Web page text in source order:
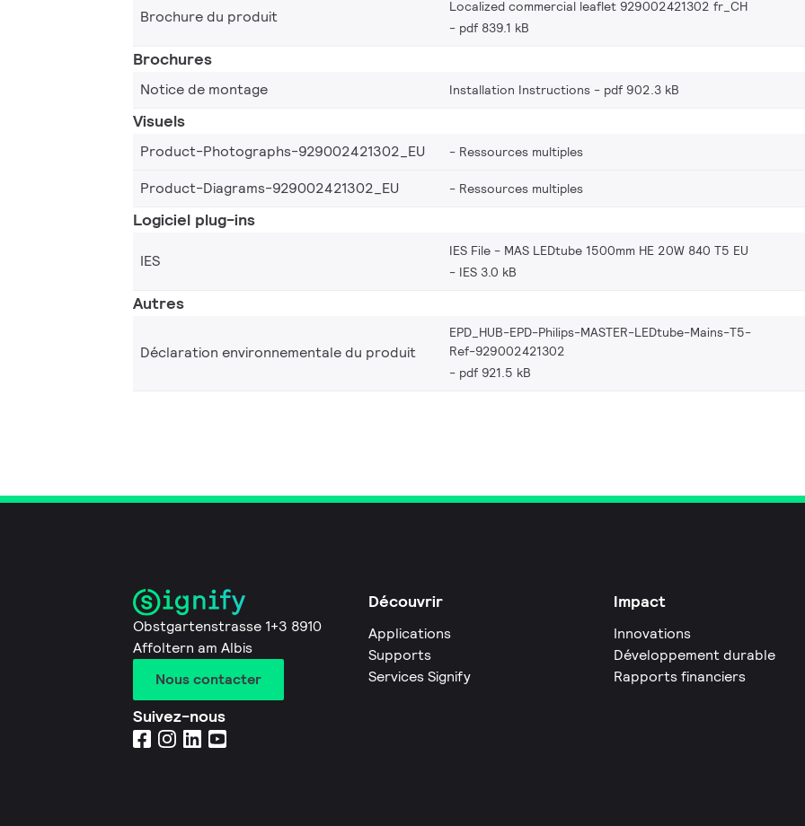
Brochure du produit
Localized commercial leaflet 929002421302 fr_CH
pdf 839.1 kB
Brochures
Notice de montage Installation Instructions pdf 902.3 kB
Visuels
Product-Photographs-929002421302_EU Ressources multiples
Product-Diagrams-929002421302_EU
Ressources multiples
Logiciel plug-ins
IES
IES File - MAS LEDtube 1500mm HE 20W 840 T5 EU
IES 3.0 kB
Autres
Déclaration environnementale du produit
EPD_HUB-EPD-Philips-MASTER-LEDtube-Mains-T5-
Ref-929002421302
pdf 921.5 kB
Obstgartenstrasse 1+3 8910
Affoltern am Albis
Nous contacter
Suivez-nous
Découvrir
Applications
Supports
Services Signify
Impact
Innovations
Développement durable
Rapports financiers